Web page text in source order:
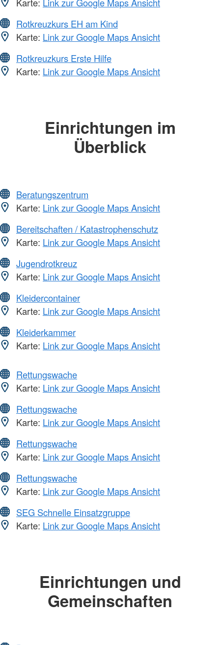
Rotkreuzkurs EH am Kind
Karte: Link zur Google Maps Ansicht
Rotkreuzkurs Erste Hilfe
Karte: Link zur Google Maps Ansicht
Einrichtungen im
Überblick
Beratungszentrum
Karte: Link zur Google Maps Ansicht
Bereitschaften / Katastrophenschutz
Karte: Link zur Google Maps Ansicht
Jugendrotkreuz
Karte: Link zur Google Maps Ansicht
Kleidercontainer
Karte: Link zur Google Maps Ansicht
Kleiderkammer
Karte: Link zur Google Maps Ansicht
Rettungswache
Karte: Link zur Google Maps Ansicht
Rettungswache
Karte: Link zur Google Maps Ansicht
Rettungswache
Karte: Link zur Google Maps Ansicht
Rettungswache
Karte: Link zur Google Maps Ansicht
SEG Schnelle Einsatzgruppe
Karte: Link zur Google Maps Ansicht
Einrichtungen und
Gemeinschaften